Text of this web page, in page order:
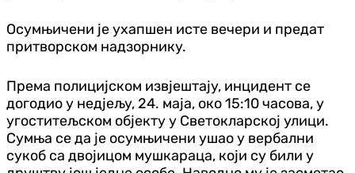
Осумњичени је ухапшен исте вечери и предат
притворском надзорнику.
Према полицијском извјештају, инцидент се
догодио у недјељу, 24. маја, око 15:10 часова, у
угоститељском објекту у Светокларској улици.
Сумња се да је осумњичени ушао у вербални
сукоб са двојицом мушкараца, који су били у